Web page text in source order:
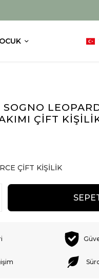
SOGNO
ÇİFT
ÇİFT KİŞİLİK